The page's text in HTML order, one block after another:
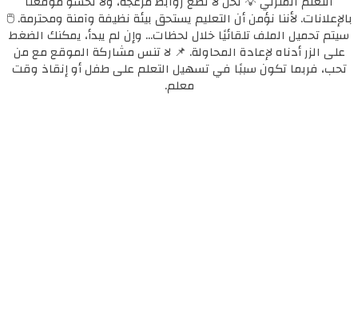
بالإعلانات. لأننا نؤمن أن التعليم يستحق بيئة نظيفة وآمنة ومحترمة. 🖱️
سيتم تحميل الملف تلقائيًا خلال لحظات... وإن لم يبدأ، يمكنك الضغط
على الزر أدناه لإعادة المحاولة. 📌 لا تنس مشاركة الموقع مع من
تحب، فربما تكون سببًا في تسهيل التعلم على طفل أو إنقاذ وقت
معلم.